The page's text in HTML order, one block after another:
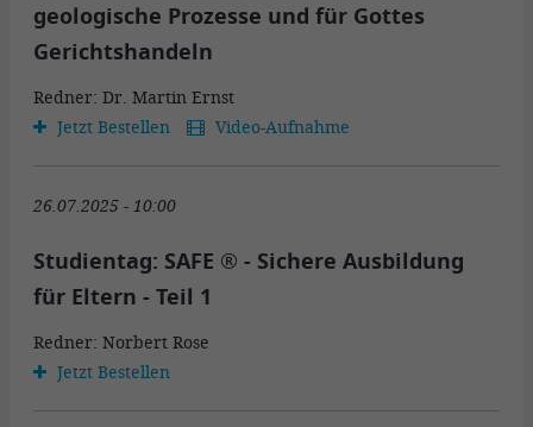
geologische Prozesse und für Gottes
Gerichtshandeln
Redner: Dr. Martin Ernst
Jetzt Bestellen
Video-Aufnahme
26.07.2025 - 10:00
Studientag: SAFE ® - Sichere Ausbildung
für Eltern - Teil 1
Redner: Norbert Rose
Jetzt Bestellen